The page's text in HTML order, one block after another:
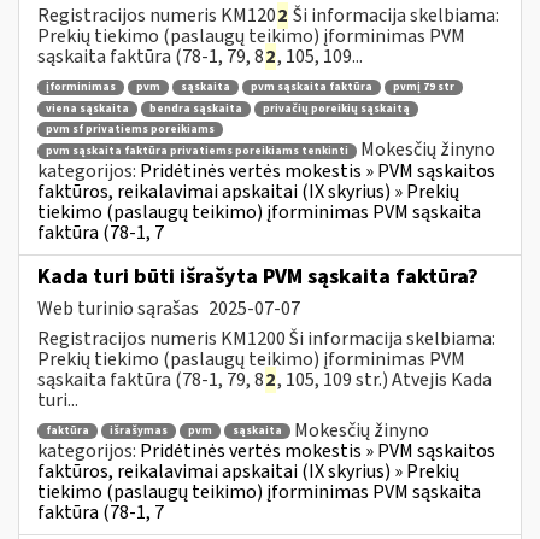
Registracijos numeris KM1202 Ši informacija skelbiama:
Prekių tiekimo (paslaugų teikimo) įforminimas PVM
sąskaita faktūra (78-1, 79, 82, 105, 109...
įforminimas pvm sąskaita pvm sąskaita faktūra
pvmį 79 str
viena sąskaita
bendra sąskaita
privačių poreikių sąskaitą
pvm sf privatiems poreikiams
pvm sąskaita faktūra privatiems poreikiams tenkinti
Mokesčių žinyno
kategorijos: Pridėtinės vertės mokestis » PVM sąskaitos
faktūros, reikalavimai apskaitai (IX skyrius) » Prekių
tiekimo (paslaugų teikimo) įforminimas PVM sąskaita
faktūra (78-1, 7
Kada turi būti išrašyta PVM sąskaita faktūra?
Web turinio sąrašas 2025-07-07
Registracijos numeris KM1200 Ši informacija skelbiama:
Prekių tiekimo (paslaugų teikimo) įforminimas PVM
sąskaita faktūra (78-1, 79, 82, 105, 109 str.) Atvejis Kada
turi...
faktūra išrašymas pvm sąskaita
Mokesčių žinyno
kategorijos: Pridėtinės vertės mokestis » PVM sąskaitos
faktūros, reikalavimai apskaitai (IX skyrius) » Prekių
tiekimo (paslaugų teikimo) įforminimas PVM sąskaita
faktūra (78-1, 7